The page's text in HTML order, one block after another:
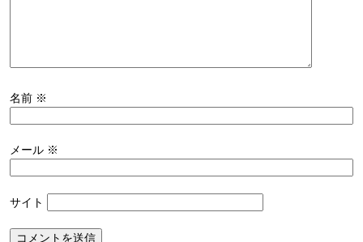
名前 ※
メール ※
サイト